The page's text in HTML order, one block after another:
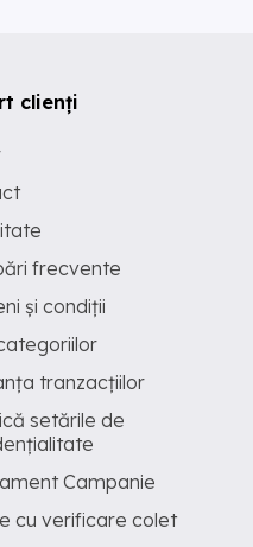
clienți
frecvente
și condiții
tranzacțiilor
setările de
Campanie
cu verificare colet